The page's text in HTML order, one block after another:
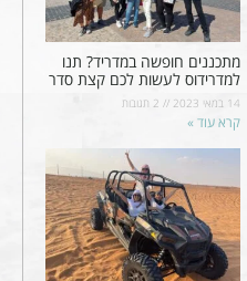
מתכננים חופשה במדריד? תנו
למדרידוס לעשות לכם קצת סדר
14 במאי 2023
קרא עוד »